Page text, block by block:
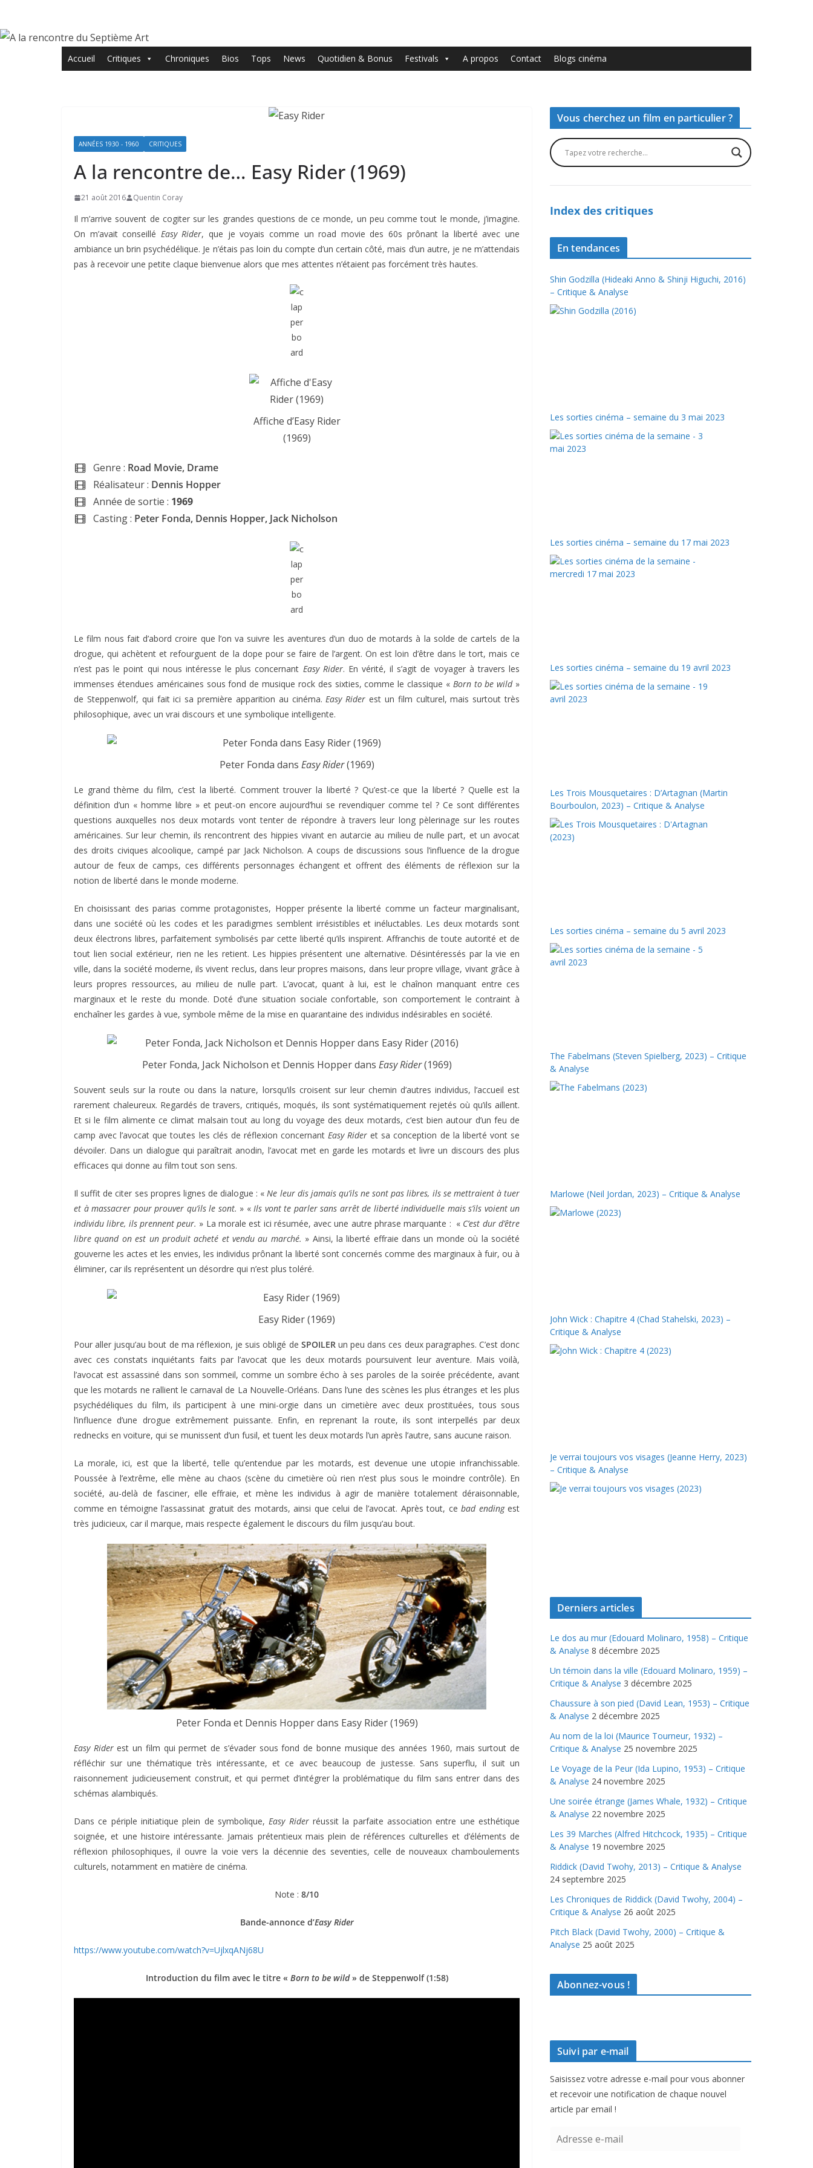
contenu
Accueil Critiques Chroniques Bios Tops News Quotidien & Bonus Festivals A propos Contact Blogs cinéma
ANNÉES 1930 - 1960 CRITIQUES
A la rencontre de… Easy Rider (1969)
21 août 2016 Quentin Coray
Il m’arrive souvent de cogiter sur les grandes questions de ce monde, un peu comme tout le monde, j’imagine.
On m’avait conseillé Easy Rider, que je voyais comme un road movie des 60s prônant la liberté avec une
ambiance un brin psychédélique. Je n’étais pas loin du compte d’un certain côté, mais d’un autre, je ne m’attendais
pas à recevoir une petite claque bienvenue alors que mes attentes n’étaient pas forcément très hautes.
Affiche d’Easy Rider
(1969)
Genre : Road Movie, Drame
Réalisateur : Dennis Hopper
Année de sortie : 1969
Casting : Peter Fonda, Dennis Hopper, Jack Nicholson
Le film nous fait d’abord croire que l’on va suivre les aventures d’un duo de motards à la solde de cartels de la
drogue, qui achètent et refourguent de la dope pour se faire de l’argent. On est loin d’être dans le tort, mais ce
n’est pas le point qui nous intéresse le plus concernant Easy Rider. En vérité, il s’agit de voyager à travers les
immenses étendues américaines sous fond de musique rock des sixties, comme le classique « Born to be wild»
de Steppenwolf, qui fait ici sa première apparition au cinéma. Easy Rider est un film culturel, mais surtout très
philosophique, avec un vrai discours et une symbolique intelligente.
Peter Fonda dans Easy Rider(1969)
Le grand thème du film, c’est la liberté. Comment trouver la liberté ? Qu’est-ce que la liberté ? Quelle est la
définition d’un « homme libre » et peut-on encore aujourd’hui se revendiquer comme tel ? Ce sont différentes
questions auxquelles nos deux motards vont tenter de répondre à travers leur long pèlerinage sur les routes
américaines. Sur leur chemin, ils rencontrent des hippies vivant en autarcie au milieu de nulle part, et un avocat
des droits civiques alcoolique, campé par Jack Nicholson. A coups de discussions sous l’influence de la drogue
autour de feux de camps, ces différents personnages échangent et offrent des éléments de réflexion sur la
notion de liberté dans le monde moderne.
En choisissant des parias comme protagonistes, Hopper présente la liberté comme un facteur marginalisant,
dans une société où les codes et les paradigmes semblent irrésistibles et inéluctables. Les deux motards sont
deux électrons libres, parfaitement symbolisés par cette liberté qu’ils inspirent. Affranchis de toute autorité et de
tout lien social extérieur, rien ne les retient. Les hippies présentent une alternative. Désintéressés par la vie en
ville, dans la société moderne, ils vivent reclus, dans leur propres maisons, dans leur propre village, vivant grâce à
leurs propres ressources, au milieu de nulle part. L’avocat, quant à lui, est le chaînon manquant entre ces
marginaux et le reste du monde. Doté d’une situation sociale confortable, son comportement le contraint à
enchaîner les gardes à vue, symbole même de la mise en quarantaine des individus indésirables en société.
Peter Fonda, Jack Nicholson et Dennis Hopper dans Easy Rider(1969)
Souvent seuls sur la route ou dans la nature, lorsqu’ils croisent sur leur chemin d’autres individus, l’accueil est
rarement chaleureux. Regardés de travers, critiqués, moqués, ils sont systématiquement rejetés où qu’ils aillent.
Et si le film alimente ce climat malsain tout au long du voyage des deux motards, c’est bien autour d’un feu de
camp avec l’avocat que toutes les clés de réflexion concernant Easy Rider et sa conception de la liberté vont se
dévoiler. Dans un dialogue qui paraîtrait anodin, l’avocat met en garde les motards et livre un discours des plus
efficaces qui donne au film tout son sens.
Il suffit de citer ses propres lignes de dialogue : « Ne leur dis jamais qu’ils ne sont pas libres, ils se mettraient à tuer
et à massacrer pour prouver qu’ils le sont. » « Ils vont te parler sans arrêt de liberté individuelle mais s’ils voient un
individu libre, ils prennent peur. » La morale est ici résumée, avec une autre phrase marquante : « C’est dur d’être
libre quand on est un produit acheté et vendu au marché. » Ainsi, la liberté effraie dans un monde où la société
gouverne les actes et les envies, les individus prônant la liberté sont concernés comme des marginaux à fuir, ou à
éliminer, car ils représentent un désordre qui n’est plus toléré.
Easy Rider (1969)
Pour aller jusqu’au bout de ma réflexion, je suis obligé de SPOILER un peu dans ces deux paragraphes. C’est donc
avec ces constats inquiétants faits par l’avocat que les deux motards poursuivent leur aventure. Mais voilà,
l’avocat est assassiné dans son sommeil, comme un sombre écho à ses paroles de la soirée précédente, avant
que les motards ne rallient le carnaval de La Nouvelle-Orléans. Dans l’une des scènes les plus étranges et les plus
psychédéliques du film, ils participent à une mini-orgie dans un cimetière avec deux prostituées, tous sous
l’influence d’une drogue extrêmement puissante. Enfin, en reprenant la route, ils sont interpellés par deux
rednecks en voiture, qui se munissent d’un fusil, et tuent les deux motards l’un après l’autre, sans aucune raison.
La morale, ici, est que la liberté, telle qu’entendue par les motards, est devenue une utopie infranchissable.
Poussée à l’extrême, elle mène au chaos (scène du cimetière où rien n’est plus sous le moindre contrôle). En
société, au-delà de fasciner, elle effraie, et mène les individus à agir de manière totalement déraisonnable,
comme en témoigne l’assassinat gratuit des motards, ainsi que celui de l’avocat. Après tout, cebad endingest
très judicieux, car il marque, mais respecte également le discours du film jusqu’au bout.
Peter Fonda et Dennis Hopper dans Easy Rider (1969)
Easy Riderest un film qui permet de s’évader sous fond de bonne musique des années 1960, mais surtout de
réfléchir sur une thématique très intéressante, et ce avec beaucoup de justesse. Sans superflu, il suit un
raisonnement judicieusement construit, et qui permet d’intégrer la problématique du film sans entrer dans des
schémas alambiqués.
Dans ce périple initiatique plein de symbolique,Easy Riderréussit la parfaite association entre une esthétique
soignée, et une histoire intéressante. Jamais prétentieux mais plein de références culturelles et d’éléments de
réflexion philosophiques, il ouvre la voie vers la décennie des seventies, celle de nouveaux chamboulements
culturels, notamment en matière de cinéma.
Note : 8/10
Bande-annonce d’Easy Rider
https://www.youtube.com/watch?v=UjlxqANj68U
Introduction du film avec le titre « Born to be wild» de Steppenwolf (1:58)
Vous cherchez un film en particulier ?
Index des critiques
En tendances
Shin Godzilla (Hideaki Anno & Shinji Higuchi, 2016)
– Critique & Analyse
Les sorties cinéma – semaine du 3 mai 2023
Les sorties cinéma – semaine du 17 mai 2023
Les sorties cinéma – semaine du 19 avril 2023
Les Trois Mousquetaires : D’Artagnan (Martin
Bourboulon, 2023) – Critique & Analyse
Les sorties cinéma – semaine du 5 avril 2023
The Fabelmans (Steven Spielberg, 2023) – Critique
& Analyse
Marlowe (Neil Jordan, 2023) – Critique & Analyse
John Wick : Chapitre 4 (Chad Stahelski, 2023) –
Critique & Analyse
Je verrai toujours vos visages (Jeanne Herry, 2023)
– Critique & Analyse
Derniers articles
Le dos au mur (Edouard Molinaro, 1958) – Critique
& Analyse 8 décembre 2025
Un témoin dans la ville (Edouard Molinaro, 1959) –
Critique & Analyse 3 décembre 2025
Chaussure à son pied (David Lean, 1953) – Critique
& Analyse 2 décembre 2025
Au nom de la loi (Maurice Tourneur, 1932) –
Critique & Analyse 25 novembre 2025
Le Voyage de la Peur (Ida Lupino, 1953) – Critique
& Analyse 24 novembre 2025
Une soirée étrange (James Whale, 1932) – Critique
& Analyse 22 novembre 2025
Les 39 Marches (Alfred Hitchcock, 1935) – Critique
& Analyse 19 novembre 2025
Riddick (David Twohy, 2013) – Critique & Analyse
24 septembre 2025
Les Chroniques de Riddick (David Twohy, 2004) –
Critique & Analyse 26 août 2025
Pitch Black (David Twohy, 2000) – Critique &
Analyse 25 août 2025
Abonnez-vous !
Suivi par e-mail
Saisissez votre adresse e-mail pour vous abonner
et recevoir une notification de chaque nouvel
article par email !